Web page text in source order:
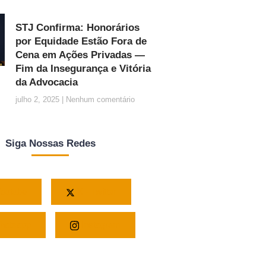
STJ Confirma: Honorários
por Equidade Estão Fora de
Cena em Ações Privadas —
Fim da Insegurança e Vitória
da Advocacia
julho 2, 2025 Nenhum comentário
Siga Nossas Redes
Instagram